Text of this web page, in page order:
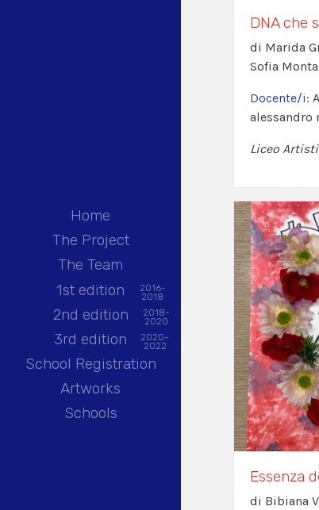
Home
The Project
The Team
1st edition
2016-
2018
2nd edition 2018-
2020
3rd edition 2020-
2022
School Registration
Artworks
Schools
DNA che
di Marida
Sofia
Docente/i:
alessandro
Liceo
Essenza
di Bibiana